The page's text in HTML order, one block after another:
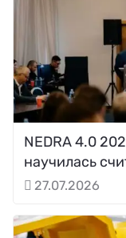
NEDRA 4.0
научилась
27.07.2026